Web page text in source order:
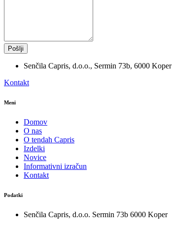
Pošlji
Senčila Capris, d.o.o., Sermin 73b, 6000 Koper
Kontakt
Meni
Domov
O nas
O tendah Capris
Izdelki
Novice
Informativni izračun
Kontakt
Podatki
Senčila Capris, d.o.o. Sermin 73b 6000 Koper